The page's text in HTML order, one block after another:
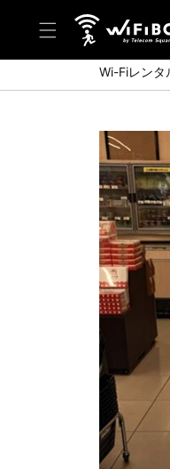
ヘルプ／お問い合わ
ヘルプセンター
Help
お問い合わせ(日本
Inquiry(English)
Wi-Fiレンタ